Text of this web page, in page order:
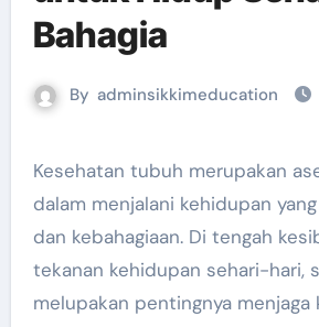
Bahagia
By adminsikkimeducation
Kesehatan tubuh merupakan aset terpenting
dalam menjalani kehidupan
dan kebahagiaan. Di tengah
tekanan kehidupan sehari-hari,
melupakan pentingnya menjaga